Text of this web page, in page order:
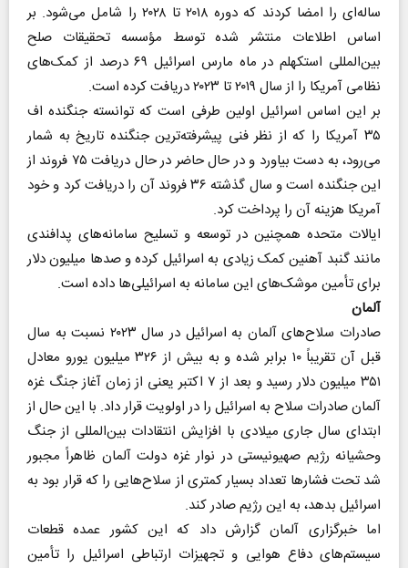
ساله‌ای را امضا کردند که دوره ۲۰۱۸ تا ۲۰۲۸ را شامل می‌شود. بر
اساس اطلاعات منتشر شده توسط مؤسسه تحقیقات صلح
بین‌المللی استکهلم در ماه مارس اسرائیل ۶۹ درصد از کمک‌های
نظامی آمریکا را از سال ۲۰۱۹ تا ۲۰۲۳ دریافت کرده است.
بر این اساس اسرائیل اولین طرفی است که توانسته جنگنده اف
۳۵ آمریکا را که از نظر فنی پیشرفته‌ترین جنگنده تاریخ به شمار
می‌رود، به دست بیاورد و در حال حاضر در حال دریافت ۷۵ فروند از
این جنگنده است و سال گذشته ۳۶ فروند آن را دریافت کرد و خود
آمریکا هزینه آن را پرداخت کرد.
ایالات متحده همچنین در توسعه و تسلیح سامانه‌های پدافندی
مانند گنبد آهنین کمک زیادی به اسرائیل کرده و صدها میلیون دلار
برای تأمین موشک‌های این سامانه به اسرائیلی‌ها داده است.
آلمان
صادرات سلاح‌های آلمان به اسرائیل در سال ۲۰۲۳ نسبت به سال
قبل آن تقریباً ۱۰ برابر شده و به بیش از ۳۲۶ میلیون یورو معادل
۳۵۱ میلیون دلار رسید و بعد از ۷ اکتبر یعنی از زمان آغاز جنگ غزه
آلمان صادرات سلاح به اسرائیل را در اولویت قرار داد. با این حال از
ابتدای سال جاری میلادی با افزایش انتقادات بین‌المللی از جنگ
وحشیانه رژیم صهیونیستی در نوار غزه دولت آلمان ظاهراً مجبور
شد تحت فشارها تعداد بسیار کمتری از سلاح‌هایی را که قرار بود به
اسرائیل بدهد، به این رژیم صادر کند.
اما خبرگزاری آلمان گزارش داد که این کشور عمده قطعات
سیستم‌های دفاع هوایی و تجهیزات ارتباطی اسرائیل را تأمین